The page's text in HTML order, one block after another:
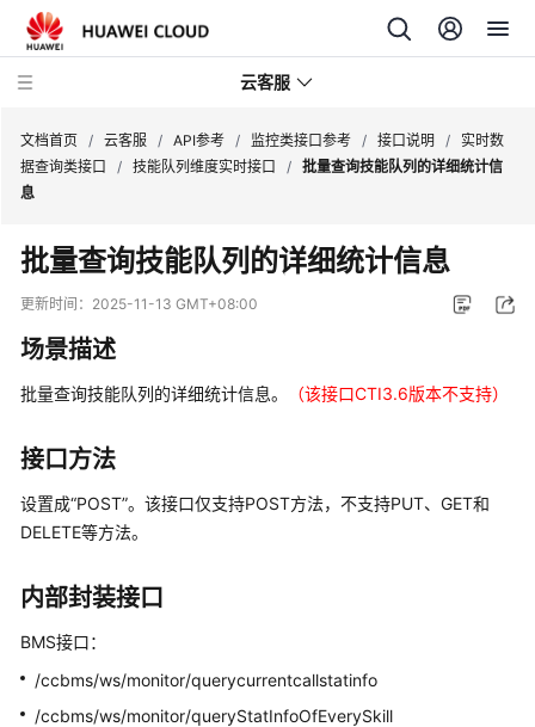
云客服
品
介
绍
快
入
户
指
格
文档首页 / 云客服 / API参考 / 监控类接口参考 / 接口说明 / 实时数
据查询类接口
/ 技能队列维度实时接口 / 批量查询技能队列的详细统计信
息
批量查询技能队列的详细统计信息
更新时间： 2025-11-13 GMT+08:00
场景描述
批量查询技能队列的详细统计信息。 （该接口CTI3.6版本不支持）
接口方法
设置成“POST”。该接口仅支持POST方法，不支持PUT、GET和
DELETE等方法。
内部封装接口
BMS接口：
/ccbms/ws/monitor/querycurrentcallstatinfo
/ccbms/ws/monitor/queryStatInfoOfEverySkill